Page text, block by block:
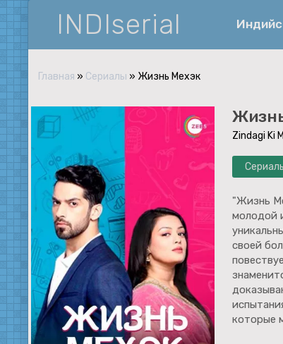
INDIserial
История
Спортивные
Музыка
Военные
Главная » Сериалы » Жизнь Мехэк
Zindagi Ki
"Жизнь
молодой
своей
которые